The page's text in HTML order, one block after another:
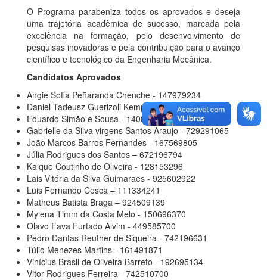
O Programa parabeniza todos os aprovados e deseja
uma trajetória acadêmica de sucesso, marcada pela
excelência na formação, pelo desenvolvimento de
pesquisas inovadoras e pela contribuição para o avanço
científico e tecnológico da Engenharia Mecânica.
Candidatos Aprovados
Angie Sofia Peñaranda Chenche - 147979234
Daniel Tadeusz Guerizoli Kempinski - 388990740
Eduardo Simão e Sousa - 140807438
Gabrielle da Silva virgens Santos Araujo - 729291065
João Marcos Barros Fernandes - 167569805
Júlia Rodrigues dos Santos – 672196794
Kaique Coutinho de Oliveira - 128153296
Lais Vitória da Silva Guimaraes - 925602922
Luis Fernando Cesca – 111334241
Matheus Batista Braga – 924509139
Mylena Timm da Costa Melo - 150696370
Olavo Fava Furtado Alvim - 449585700
Pedro Dantas Reuther de Siqueira - 742196631
Túlio Menezes Martins - 161491871
Vinícius Brasil de Oliveira Barreto - 192695134
Vitor Rodrigues Ferreira - 742510700